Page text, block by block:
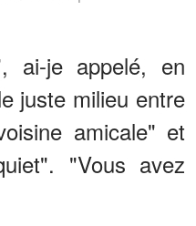
ai-je appelé, en
juste milieu entre
amicale" et
"Vous avez